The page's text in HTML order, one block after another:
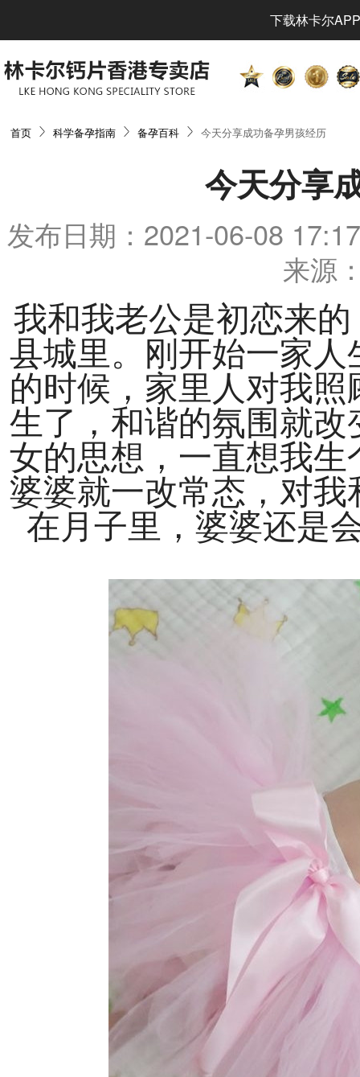
下载林卡尔
首页 科学备孕指南 备孕百科 今天分享成功备孕男孩经历
今天分享
发布日期：2021-06-08
来源
我和我老公是初恋来
县城里。刚开始一家
的时候，家里人对我
生了，和谐的氛围就
女的思想，一直想我
婆婆就一改常态，对
在月子里，婆婆还是